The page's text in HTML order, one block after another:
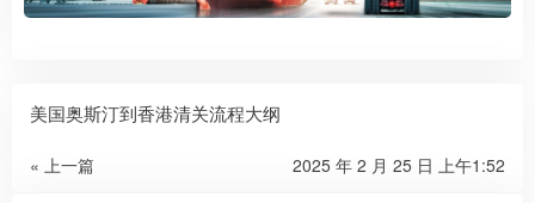
美国奥斯汀到香港清关流程大纲
« 上一篇 2025 年 2 月 25 日 上午1:52